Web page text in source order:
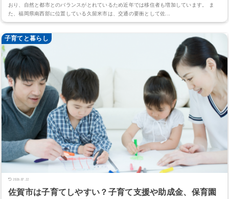
おり、自然と都市とのバランスがとれているため近年では移住者も増加しています。 ま
た、福岡県南西部に位置している久留米市は、交通の要衝として佐...
子育てと暮らし
佐賀市は子育てしやすい？子育て支援や助成金、保育園
2026.07.22